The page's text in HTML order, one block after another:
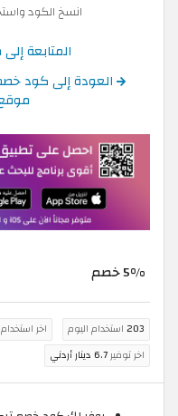
انسخ الكود
المتابعة
5% خصم
203 استخدام اليوم اخر
اخر توفير6.7 دينار أردني